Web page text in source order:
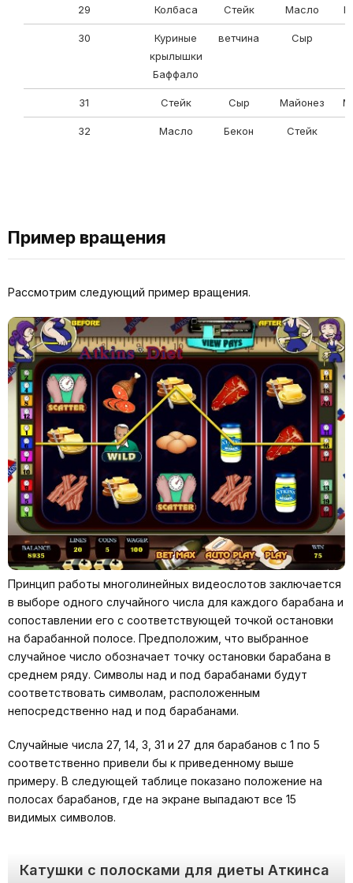
29 Колбаса Стейк Масло
30
Куриные
крылышки
Баффало
ветчина Сыр
31 Стейк Сыр Майонез
32 Масло Бекон Стейк
Пример вращения
Рассмотрим следующий пример вращения.
Принцип работы многолинейных видеослотов заключается
в выборе одного случайного числа для каждого барабана и
сопоставлении его с соответствующей точкой остановки
на барабанной полосе. Предположим, что выбранное
случайное число обозначает точку остановки барабана в
среднем ряду. Символы над и под барабанами будут
соответствовать символам, расположенным
непосредственно над и под барабанами.
Случайные числа 27, 14, 3, 31 и 27 для барабанов с 1 по 5
соответственно привели бы к приведенному выше
примеру. В следующей таблице показано положение на
полосах барабанов, где на экране выпадают все 15
видимых символов.
Катушки с полосками для диеты Аткинса